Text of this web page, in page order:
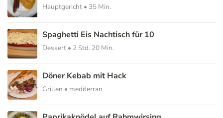
Hauptgericht • 35 Min.
Spaghetti Eis Nachtisch für 10
Dessert • 2 Std. 20 Min.
Döner Kebab mit Hack
Grillen • mediterran